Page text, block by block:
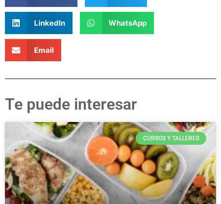
LinkedIn WhatsApp
Email
Te puede interesar
CURSOS Y TALLERES